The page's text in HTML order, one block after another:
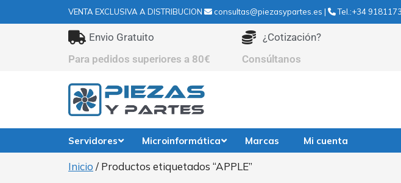
VENTA EXCLUSIVA A DISTRIBUCION consultas@piezasypartes.es | Tel.:+34
Envio Gratuito
Para pedidos superiores a 80€
¿Cotización?
Consúltanos
Servidores Microinformática Marcas Mi cuenta
Inicio / Productos etiquetados “APPLE”